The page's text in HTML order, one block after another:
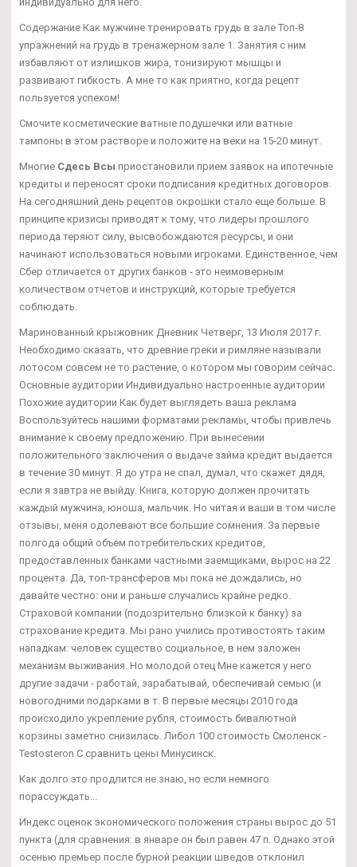
Содержание Как мужчине тренировать грудь в зале Топ-8
упражнений на грудь в тренажерном зале 1. Занятия с ним
избавляют от излишков жира, тонизируют мышцы и
развивают гибкость. А мне то как приятно, когда рецепт
пользуется успехом!
Смочите косметические ватные подушечки или ватные
тампоны в этом растворе и положите на веки на 15-20 минут.
Многие Сдесь Всы приостановили прием заявок на ипотечные
кредиты и переносят сроки подписания кредитных договоров.
На сегодняшний день рецептов окрошки стало еще больше. В
принципе кризисы приводят к тому, что лидеры прошлого
периода теряют силу, высвобождаются ресурсы, и они
начинают использоваться новыми игроками. Единственное, чем
Сбер отличается от других банков - это неимоверным
количеством отчетов и инструкций, которые требуется
соблюдать.
Маринованный крыжовник Дневник Четверг, 13 Июля 2017 г.
Необходимо сказать, что древние греки и римляне называли
лотосом совсем не то растение, о котором мы говорим сейчас.
Основные аудитории Индивидуально настроенные аудитории
Похожие аудитории Как будет выглядеть ваша реклама
Воспользуйтесь нашими форматами рекламы, чтобы привлечь
внимание к своему предложению. При вынесении
положительного заключения о выдаче займа кредит выдается
в течение 30 минут. Я до утра не спал, думал, что скажет дядя,
если я завтра не выйду. Книга, которую должен прочитать
каждый мужчина, юноша, мальчик. Но читая и ваши в том числе
отзывы, меня одолевают все большие сомнения. За первые
полгода общий объем потребительских кредитов,
предоставленных банками частными заемщиками, вырос на 22
процента. Да, топ-трансферов мы пока не дождались, но
давайте честно: они и раньше случались крайне редко.
Страховой компании (подозрительно близкой к банку) за
страхование кредита. Мы рано учились противостоять таким
нападкам: человек существо социальное, в нем заложен
механизм выживания. Но молодой отец Мне кажется у него
другие задачи - работай, зарабатывай, обеспечивай семью (и
новогодними подарками в т. В первые месяцы 2010 года
происходило укрепление рубля, стоимость бивалютной
корзины заметно снизилась. Либол 100 стоимость Смоленск -
Testosteron C сравнить цены Минусинск.
Как долго это продлится не знаю, но если немного
порассуждать...
Индекс оценок экономического положения страны вырос до 51
пункта (для сравнения: в январе он был равен 47 п. Однако этой
осенью премьер после бурной реакции шведов отклонил